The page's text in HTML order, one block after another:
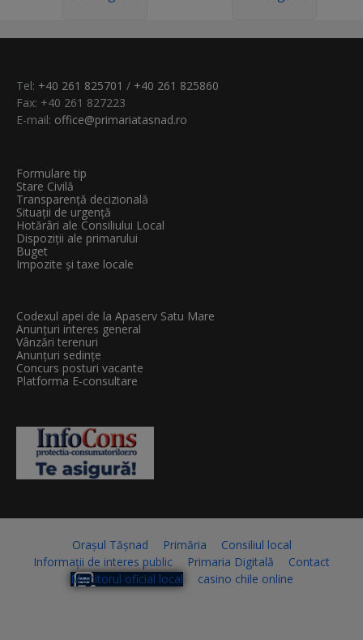
Tel: +40 261 825701 / +40 261 825860
Fax: +40 261 827223
E-mail: office@primariatasnad.ro
Formulare tip
Stare Civilă
Transparenţă decizională
Situații de urgență
Hotărâri ale Consiliului Local
Dispoziții ale primarului
Buget
Impozite și taxe locale
Codexul apei de la Apaserv Satu Mare
Anunțuri interes general
Vânzări terenuri
Anunțuri sedințe
Concurs posturi vacante
Platforma E-consultare
Orașul Tășnad Primăria
Consiliul local
Informații de interes public
Primaria Digitală
Contact
Monitorul oficial local
casino chile online